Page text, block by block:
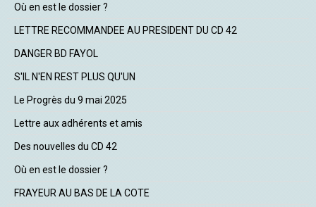
Où en est le dossier ?
LETTRE RECOMMANDEE AU PRESIDENT DU CD 42
DANGER BD FAYOL
S'IL N'EN REST PLUS QU'UN
Le Progrès du 9 mai 2025
Lettre aux adhérents et amis
Des nouvelles du CD 42
Où en est le dossier ?
FRAYEUR AU BAS DE LA COTE